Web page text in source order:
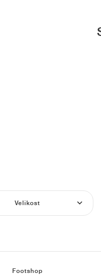
Velikost
Footshop